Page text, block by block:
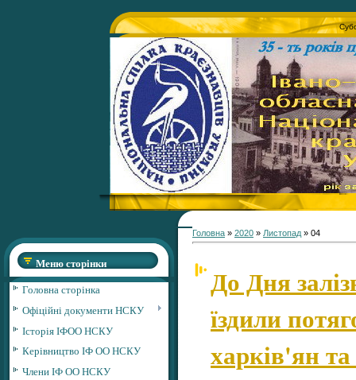
Меню сторінки
Головна сторінка
Офіційні документи НСКУ
Історія ІФОО НСКУ
Керівництво ІФ ОО НСКУ
Члени ІФ ОО НСКУ
Головна » 2020 » Листопад » 04
До Дня
їздили
харків'ян